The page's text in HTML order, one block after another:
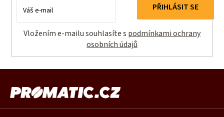
k
y
v
ý
p
i
s
u
mail
Vložením e-mailu souhlasíte s podmínkami ochrany
osobních údajů
PŘIHLÁSIT SE
p